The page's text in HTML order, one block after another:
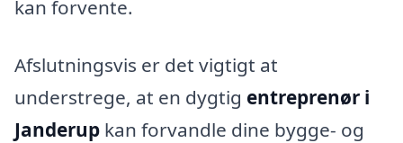
kan forvente.
Afslutningsvis er det vigtigt at
understrege, at en dygtig entreprenør i
Janderup kan forvandle dine bygge- og